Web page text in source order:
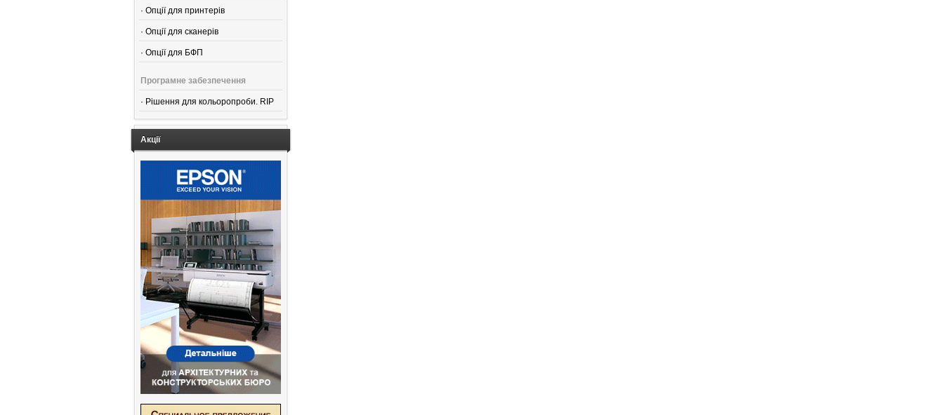
· Опції для принтерів
· Опції для сканерів
· Опції для БФП
Програмне забезпечення
· Рішення для кольоропроби. RIP
Акції